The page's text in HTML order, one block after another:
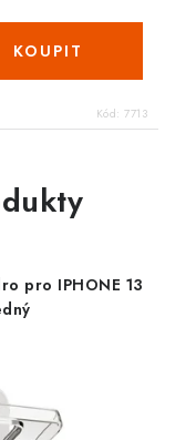
Kód: 7713
pro IPHONE 13